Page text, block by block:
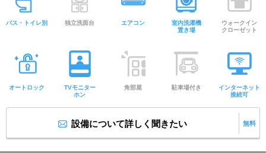
バス・トイレ別 独立洗面台 エアコン
室内洗濯機
置き場
ウォークイン
クローゼット
オートロック
TVモニター
ホン
角部屋 駐車場付き
インターネット
接続可
設備について詳しく聞きたい 無料